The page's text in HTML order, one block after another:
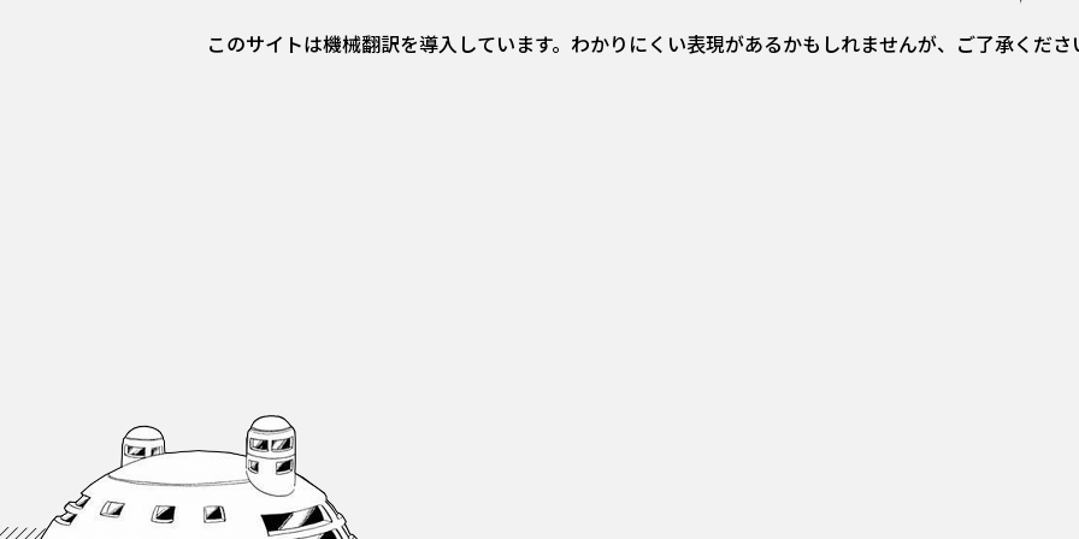
このサイトは機械翻訳を導入しています。わかりにくい表現があるかもしれませんが、ご了承くださ